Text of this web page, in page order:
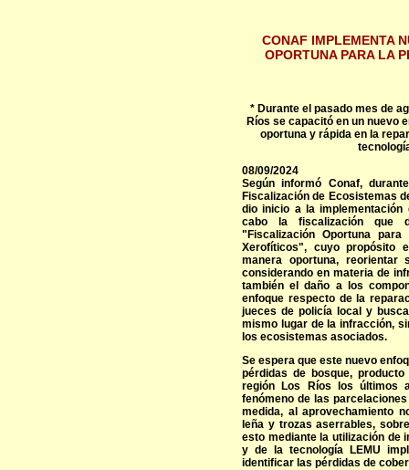
CONAF IMPLEMENTA
OPORTUNA PARA LA
* Durante el pasado mes de
Ríos se capacitó en un nuevo
oportuna y rápida en la
08/09/2024
Según informó Conaf,
Fiscalización de Ecosistemas
dio inicio a la
cabo la fiscalización que
"Fiscalización Oportuna
Xerofíticos", cuyo propósito
manera oportuna, reorientar
considerando en materia de
también el daño a los
enfoque respecto de la
jueces de policía local y
mismo lugar de la infracción,
los ecosistemas asociados.
Se espera que este nuevo
pérdidas de bosque,
región Los Ríos los últimos
fenómeno de las
medida, al aprovechamiento
leña y trozas aserrables,
esto mediante la utilización de
y de la tecnología LEMU
identificar las pérdidas de